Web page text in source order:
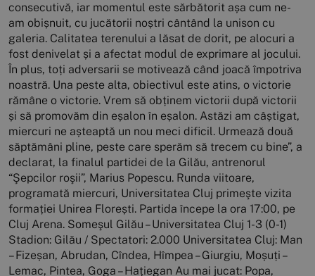
consecutivă, iar momentul este sărbătorit așa cum ne-
am obișnuit, cu jucătorii noștri cântând la unison cu
galeria. Calitatea terenului a lăsat de dorit, pe alocuri a
fost denivelat și a afectat modul de exprimare al jocului.
În plus, toți adversarii se motivează când joacă împotriva
noastră. Una peste alta, obiectivul este atins, o victorie
rămâne o victorie. Vrem să obținem victorii după victorii
și să promovăm din eșalon în eșalon. Astăzi am câștigat,
miercuri ne așteaptă un nou meci dificil. Urmează două
săptămâni pline, peste care sperăm să trecem cu bine”, a
declarat, la finalul partidei de la Gilău, antrenorul
“Şepcilor roşii”, Marius Popescu. Runda viitoare,
programată miercuri, Universitatea Cluj primeşte vizita
formației Unirea Florești. Partida începe la ora 17:00, pe
Cluj Arena. Someşul Gilău – Universitatea Cluj 1-3 (0-1)
Stadion: Gilău / Spectatori: 2.000 Universitatea Cluj: Man
– Fizeșan, Abrudan, Cîndea, Hîmpea – Giurgiu, Moșuți –
Lemac, Pintea, Goga – Hațiegan Au mai jucat: Popa,